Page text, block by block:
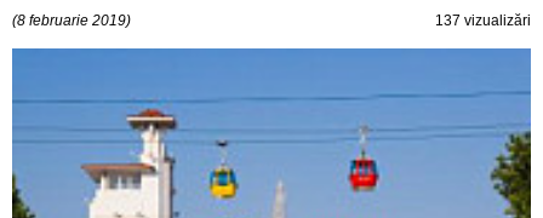
(8 februarie 2019) 137 vizualizări